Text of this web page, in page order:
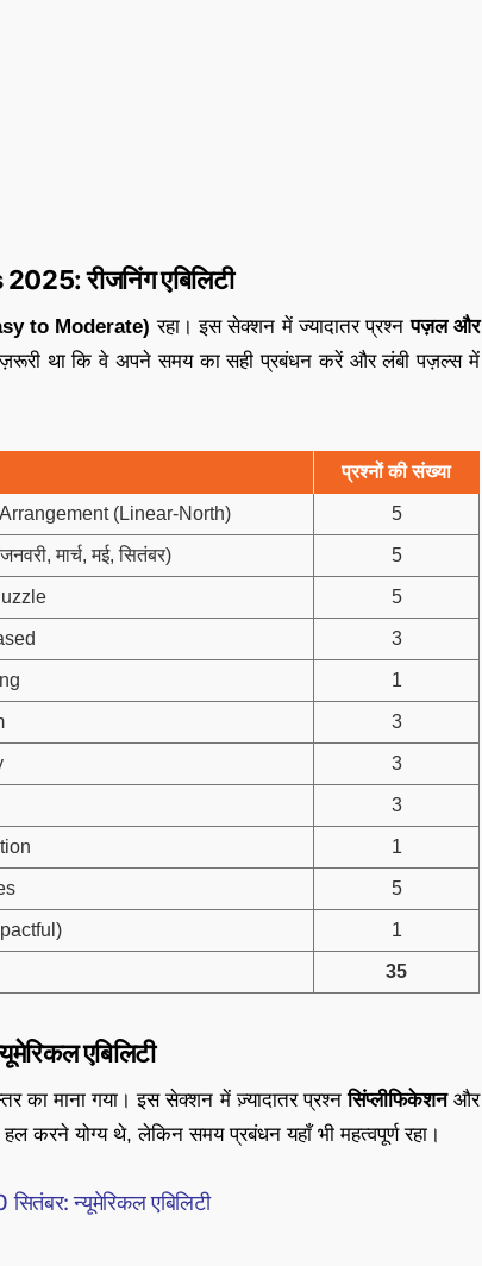
रीजनिंग एबिलिटी
to Moderate) रहा। इस सेक्शन में ज्यादातर प्रश्नपज़ल और
था कि वे अपने समय का सही प्रबंधन करें और लंबी पज़ल्स में
प्रश्नों की संख्या
(Linear-North) 5
मार्च, मई, सितंबर) 5
5
3
1
3
3
3
1
5
1
35
एबिलिटी
का माना गया। इस सेक्शन में ज़्यादातर प्रश्नसिंप्लीफिकेशनऔर
करने योग्य थे, लेकिन समय प्रबंधन यहाँ भी महत्वपूर्ण रहा।
न्यूमेरिकल एबिलिटी